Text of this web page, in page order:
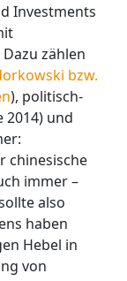
Investments
zählen
bzw.
), politisch-
2014) und
chinesische
immer –
also
haben
Hebel in
von